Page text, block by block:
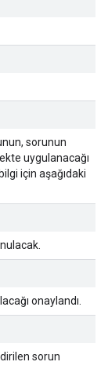
sorunun
uygulanacağı
için aşağıdaki
onaylandı.
sorun